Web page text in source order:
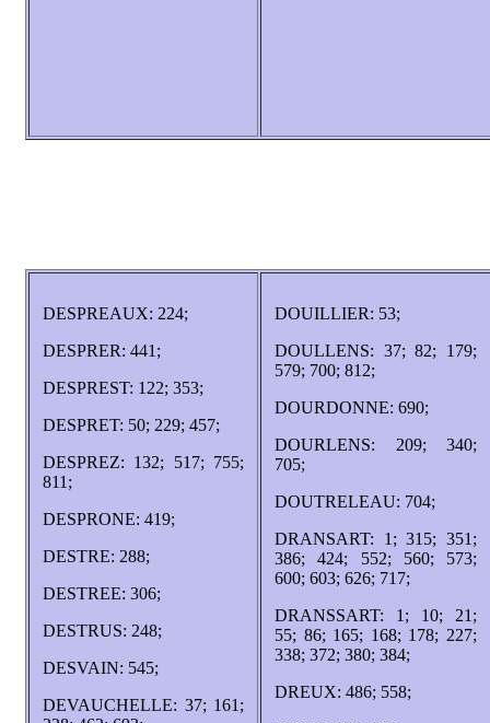
DESPREAUX: 224;
DESPRER: 441;
DESPREST: 122; 353;
DESPRET: 50; 229; 457;
DESPREZ: 132; 517; 755;
811;
DESPRONE: 419;
DESTRE: 288;
DESTREE: 306;
DESTRUS: 248;
DESVAIN: 545;
DEVAUCHELLE: 37; 161;
DOUILLIER: 53;
DOULLENS: 37; 82; 179;
579; 700; 812;
DOURDONNE: 690;
DOURLENS: 209; 340;
705;
DOUTRELEAU: 704;
DRANSART: 1; 315; 351;
386; 424; 552; 560; 573;
600; 603; 626; 717;
DRANSSART: 1; 10; 21;
55; 86; 165; 168; 178; 227;
338; 372; 380; 384;
DREUX: 486; 558;